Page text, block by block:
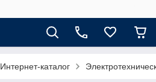
Интернет-каталог